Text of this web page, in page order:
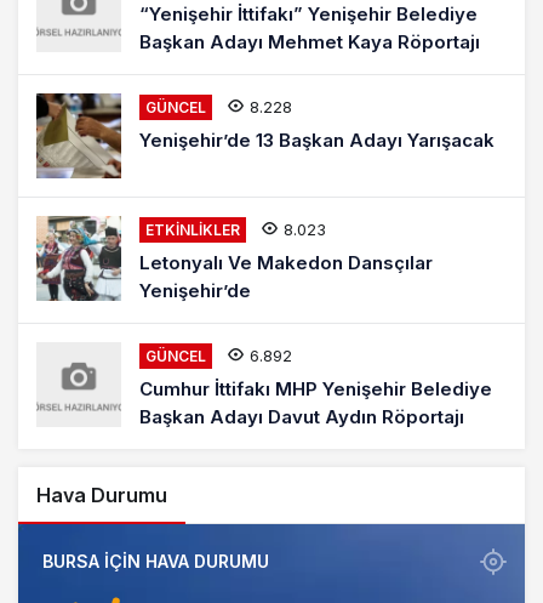
“Yenişehir İttifakı” Yenişehir Belediye
Başkan Adayı Mehmet Kaya Röportajı
GÜNCEL 8.228
Yenişehir’de 13 Başkan Adayı Yarışacak
ETKINLIKLER 8.023
Letonyalı Ve Makedon Dansçılar
Yenişehir’de
GÜNCEL 6.892
Cumhur İttifakı MHP Yenişehir Belediye
Başkan Adayı Davut Aydın Röportajı
Hava Durumu
BURSA IÇIN HAVA DURUMU